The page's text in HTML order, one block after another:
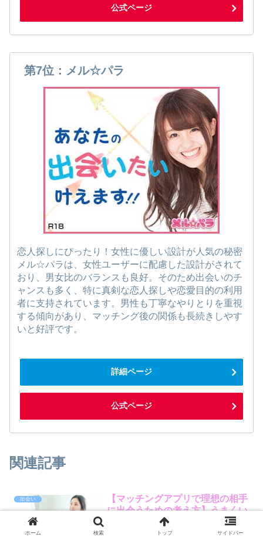
公式ページ
第7位：メル☆パラ
恋人探しにぴったり！女性に優しい設計が人気の秘密
メル☆パラは、女性ユーザーに配慮した設計がされて
おり、男女比のバランスも良好。そのため出会いのチ
ャンスも多く、特に真剣な恋人探しや恋愛目的の利用
者に支持されています。男性も丁寧なやりとりを重視
する傾向があり、マッチング後の関係も長続きしやす
いと好評です。
詳細ページ
公式ページ
関連記事
出会い
【マッチングアプリで理想の相手
に出会うための考え方】うまくい
く人と迷い続ける人の違い
なぜ「出会いはあるのに決められない」
ホーム 検索 トップ サイドバー